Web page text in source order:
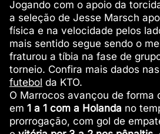
Jogando com o apoio da
a seleção de Jesse Marsch
física e na velocidade pelos
mais sentido segue sendo o
fraturou a tíbia na fase de
torneio. Confira mais dados nas
futebol da KTO.
O Marrocos avançou de forma
em 1 a 1 com a Holanda no
prorrogação, com gol de